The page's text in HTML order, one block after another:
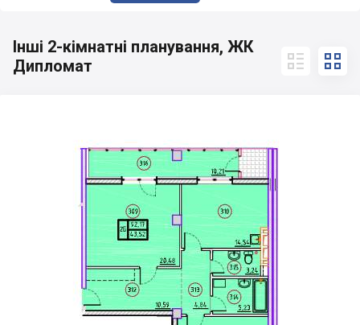
Інші 2-кімнатні планування, ЖК
Дипломат
 